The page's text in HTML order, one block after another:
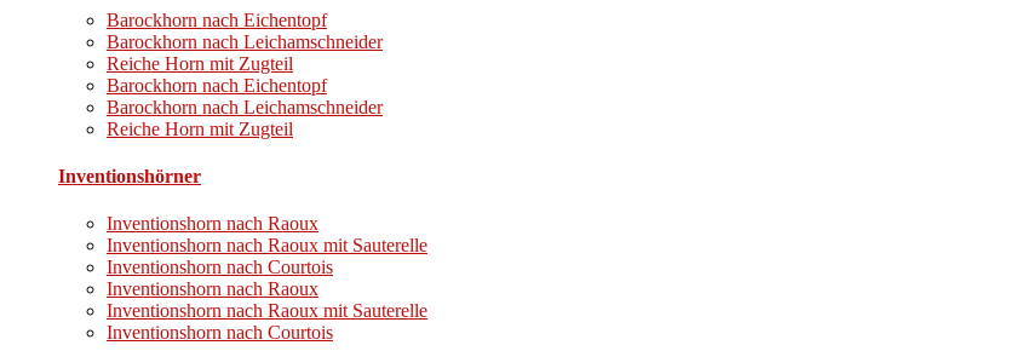
Barockhorn nach Eichentopf
Barockhorn nach Leichamschneider
Reiche Horn mit Zugteil
Barockhorn nach Eichentopf
Barockhorn nach Leichamschneider
Reiche Horn mit Zugteil
Inventionshörner
Inventionshorn nach Raoux
Inventionshorn nach Raoux mit Sauterelle
Inventionshorn nach Courtois
Inventionshorn nach Raoux
Inventionshorn nach Raoux mit Sauterelle
Inventionshorn nach Courtois